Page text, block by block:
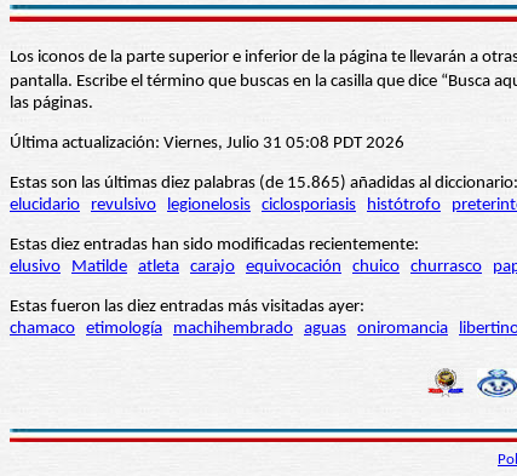
Los iconos de la parte superior e inferior de la página te llevarán a
pantalla. Escribe el término que buscas en la casilla que dice
las páginas.
Última actualización: Viernes, Julio 31 05:08 PDT 2026
Estas son las últimas diez palabras (de 15.865) añadidas al diccionario:
elucidario
revulsivo legionelosis ciclosporiasis histótrofo
Estas diez entradas han sido modificadas recientemente:
elusivo
Matilde atleta carajo equivocación chuico churrasco
Estas fueron las diez entradas más visitadas ayer:
chamaco etimología machihembrado aguas oniromancia